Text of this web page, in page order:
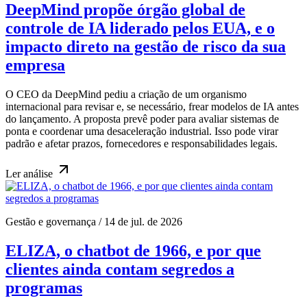
DeepMind propõe órgão global de
controle de IA liderado pelos EUA, e o
impacto direto na gestão de risco da sua
empresa
O CEO da DeepMind pediu a criação de um organismo
internacional para revisar e, se necessário, frear modelos de IA antes
do lançamento. A proposta prevê poder para avaliar sistemas de
ponta e coordenar uma desaceleração industrial. Isso pode virar
padrão e afetar prazos, fornecedores e responsabilidades legais.
Leranálise
Gestão e governança / 14 de jul. de 2026
ELIZA, o chatbot de 1966, e por que
clientes ainda contam segredos a
programas